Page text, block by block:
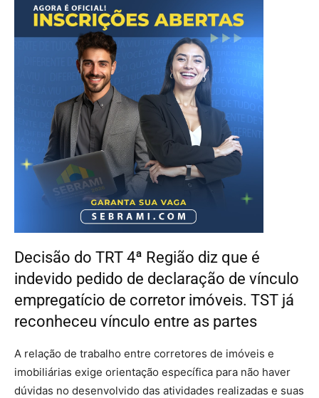
Decisão do TRT 4ª Região diz que é
indevido pedido de declaração de vínculo
empregatício de corretor imóveis. TST já
reconheceu vínculo entre as partes
A relação de trabalho entre corretores de imóveis e
imobiliárias exige orientação específica para não haver
dúvidas no desenvolvido das atividades realizadas e suas